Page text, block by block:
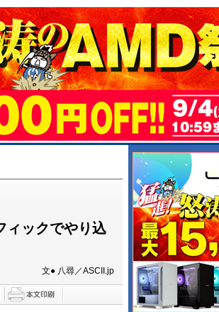
ィックでやり込
文● 八尋／ASCII.jp